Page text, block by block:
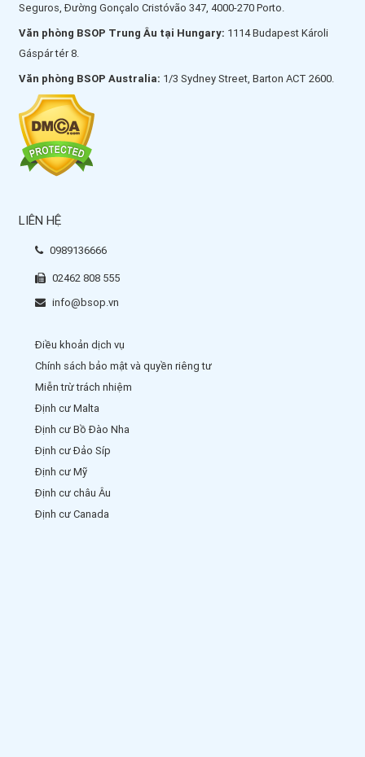
Seguros, Đường Gonçalo Cristóvão 347, 4000-270 Porto.
Văn phòng BSOP Trung Âu tại Hungary: 1114 Budapest Károli
Gáspár tér 8.
Văn phòng BSOP Australia: 1/3 Sydney Street, Barton ACT 2600.
LIÊN HỆ
0989136666
02462 808 555
info@bsop.vn
Điều khoản dịch vụ
Chính sách bảo mật và quyền riêng tư
Miễn trừ trách nhiệm
Định cư Malta
Định cư Bồ Đào Nha
Định cư Đảo Síp
Định cư Mỹ
Định cư châu Âu
Định cư Canada